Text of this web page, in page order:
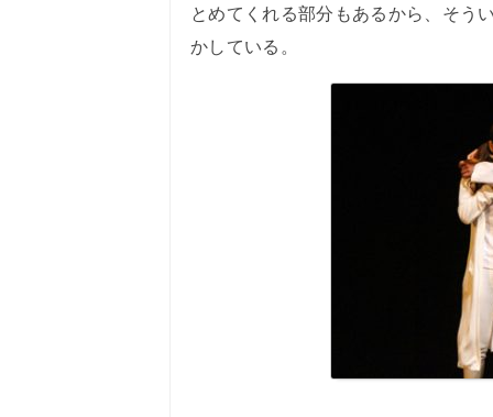
とめてくれる部分もあるから、そう
かしている。